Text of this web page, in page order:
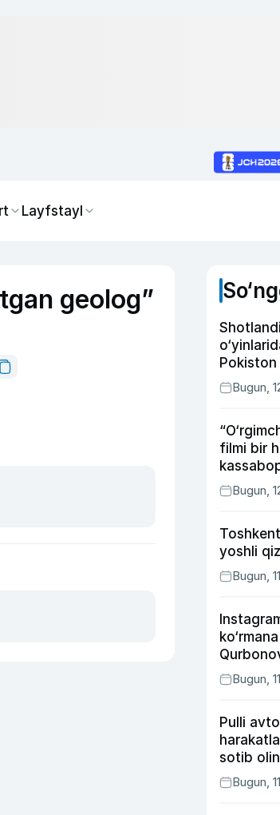
Layfstayl
geolog”
bo‘ldiBugun,
filmi bir
Bugun,
yoshli
Bugun,
sovg‘a
xonanda
Bugun,
Pulli
sotib
Bugun,